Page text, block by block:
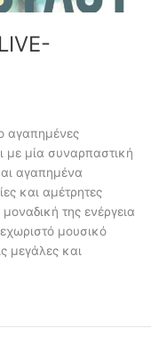
αγαπημένες
με μία συναρπαστική
αγαπημένα
και αμέτρητες
της ενέργεια
μουσικό
μεγάλες και